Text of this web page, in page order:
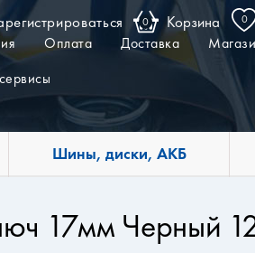
0 Корзина 0
Оплата Доставка
Шины, диски, АКБ
17мм Черный